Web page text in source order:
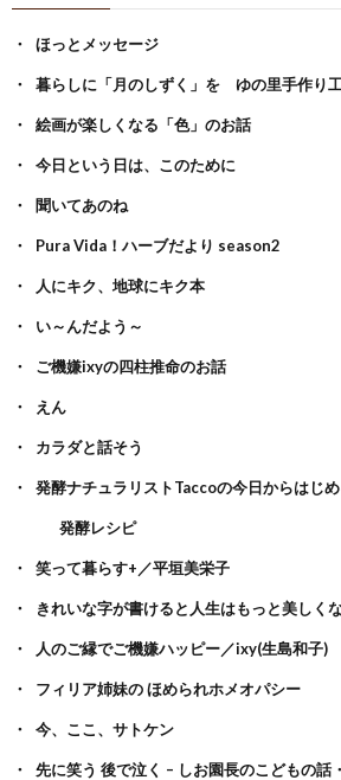
ほっとメッセージ
暮らしに「月のしずく」を ゆの里手作り
絵画が楽しくなる「色」のお話
今日という日は、このために
聞いてあのね
Pura Vida！ハーブだより season2
人にキク、地球にキク本
い～んだよう～
ご機嫌ixyの四柱推命のお話
えん
カラダと話そう
発酵ナチュラリストTaccoの今日からはじ
発酵レシピ
笑って暮らす+／平垣美栄子
きれいな字が書けると人生はもっと美しく
人のご縁でご機嫌ハッピー／ixy(生島和子)
フィリア姉妹の ほめられホメオパシー
今、ここ、サトケン
先に笑う 後で泣く – しお園長のこどもの話